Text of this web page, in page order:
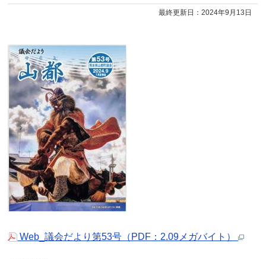
最終更新日：2024年9月13日
Web_議会だより第53号（PDF：2.09メガバイト）